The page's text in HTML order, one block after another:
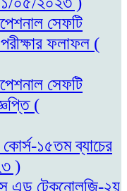
সেফটি
ফলাফল (
সেফটি
(
১৫তম ব্যাচের
)
এন্ড টেকনোলজি-২য়